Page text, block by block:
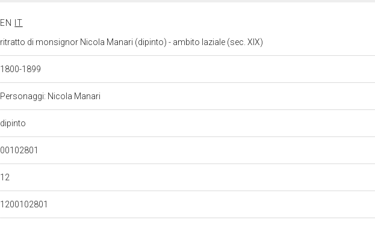
EN
IT
ritratto di monsignor Nicola Manari (dipinto) - ambito laziale (sec. XIX)
1800-1899
Personaggi: Nicola Manari
dipinto
00102801
12
1200102801